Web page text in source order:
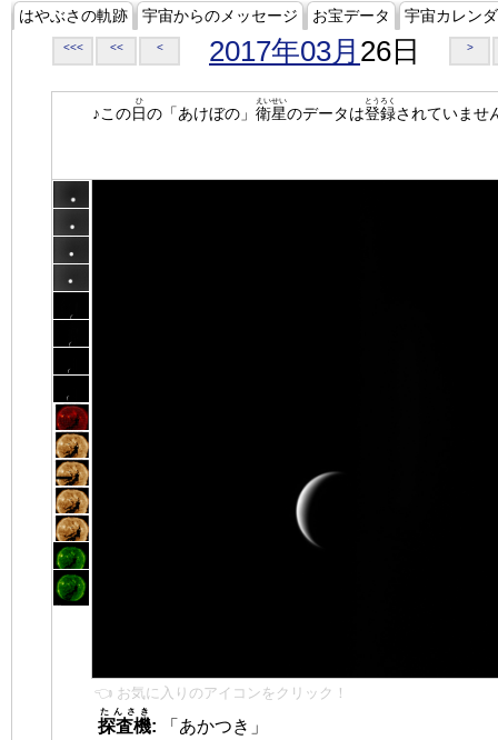
はやぶさの軌跡 宇宙からのメッセージ お宝データ 宇宙カレン
<<< << < 2017年03月 26日 >
♪この日
ひ
の「あけぼの」 衛星
えいせい
のデータは登録
とうろく
されていませ
👈 お気に入りのアイコンをクリック！
探査機
たんさき
:
「あかつき」